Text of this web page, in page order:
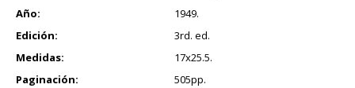
Año:
1949.
Edición:
3rd. ed.
Medidas:
17x25.5.
Paginación:
505pp.